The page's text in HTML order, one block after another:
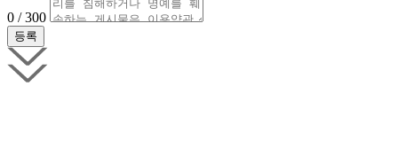
0 / 300